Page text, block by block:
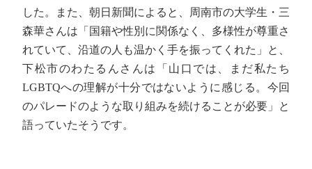
した。また、朝日新聞によると、周南市の大学生・三
森華さんは「国籍や性別に関係なく、多様性が尊重さ
れていて、沿道の人も温かく手を振ってくれた」と、
下松市のわたるんさんは「山口では、まだ私たち
LGBTQへの理解が十分ではないように感じる。今回
のパレードのような取り組みを続けることが必要」と
語っていたそうです。